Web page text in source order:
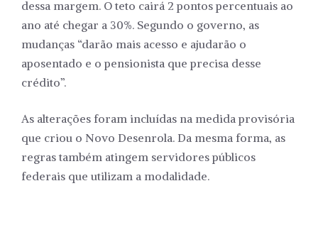
dessa margem. O teto cairá 2 pontos percentuais ao
ano até chegar a 30%. Segundo o governo, as
mudanças “darão mais acesso e ajudarão o
aposentado e o pensionista que precisa desse
crédito”.
As alterações foram incluídas na medida provisória
que criou o Novo Desenrola. Da mesma forma, as
regras também atingem servidores públicos
federais que utilizam a modalidade.